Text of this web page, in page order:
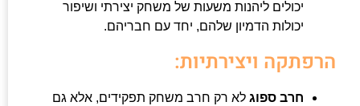
יכולים ליהנות משעות של משחק יצירתי ושיפור
יכולות הדמיון שלהם, יחד עם חבריהם.
הרפתקה ויצירתיות:
חרב ספוג לא רק חרב משחק תפקידים, אלא גם